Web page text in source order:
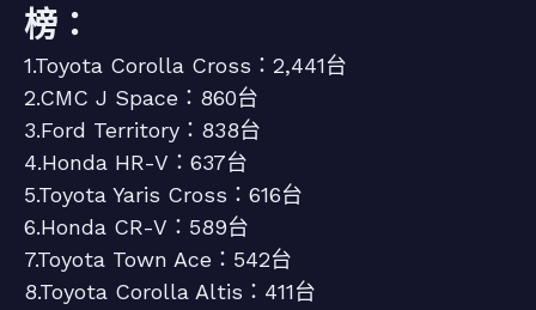
榜：
1.Toyota Corolla Cross：2,441台
2.CMC J Space：860台
3.Ford Territory：838台
4.Honda HR-V：637台
5.Toyota Yaris Cross：616台
6.Honda CR-V：589台
7.Toyota Town Ace：542台
8.Toyota Corolla Altis：411台